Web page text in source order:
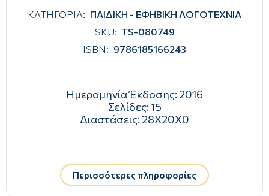
ΚΑΤΗΓΟΡΙΑ: ΠΑΙΔΙΚΗ - ΕΦΗΒΙΚΗ ΛΟΓΟΤΕΧΝΙΑ
SKU: TS-080749
ISBN: 9786185166243
Ημερομηνία Έκδοσης: 2016
Σελίδες:15
Διαστάσεις: 28Χ20Χ0
Περισσότερες πληροφορίες